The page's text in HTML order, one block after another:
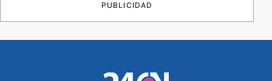
PUBLICIDAD